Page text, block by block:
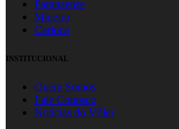
Paranaense
Mineiro
Carioca
INSTITUCIONAL
Quem Somos
Fale Conosco
Notícias do Vôlei